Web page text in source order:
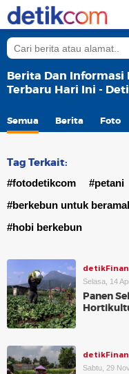
Berita Dan Informasi
Terbaru Hari Ini -
Semua Berita Foto
Tag Terkait:
#fotodetikcom #petani
#berkebun untuk beramal
#hobi berkebun
Selasa, 14
Panen
Sabtu, 29